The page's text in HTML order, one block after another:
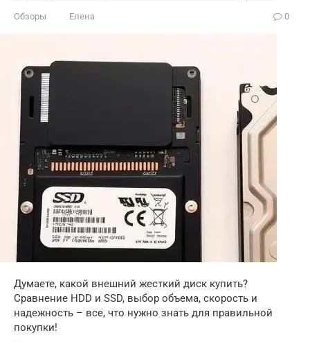
Обзоры Елена 0
Думаете, какой внешний жесткий диск купить?
Сравнение HDD и SSD, выбор объема, скорость и
надежность – все, что нужно знать для правильной
покупки!